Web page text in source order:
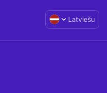
Latviešu